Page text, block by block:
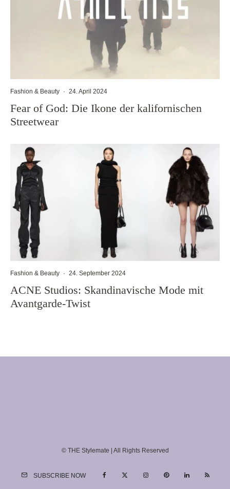
Fashion & Beauty · 24. April 2024
Fear of God: Die Ikone der kalifornischen
Streetwear
Fashion & Beauty · 24. September 2024
ACNE Studios: Skandinavische Mode mit
Avantgarde-Twist
© THE Stylemate | All Rights Reserved
SUBSCRIBE NOW